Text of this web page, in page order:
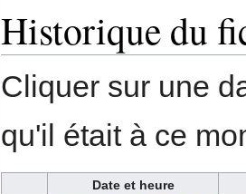
Historique du
Cliquer sur une
qu'il était à ce
Date et heure